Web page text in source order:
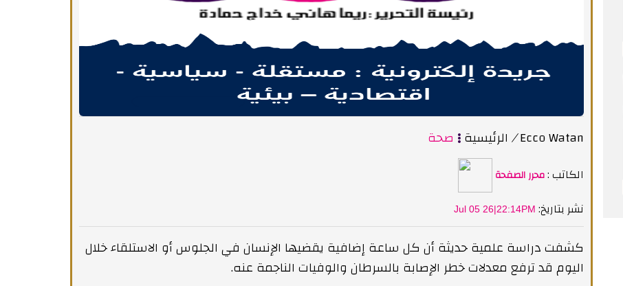
الرئيسية صحة /Ecco Watan
الكاتب :محرر الصفحة
Jul 05 26|22:14PM :نشر بتاريخ
كشفت دراسة علمية حديثة أن كل ساعة إضافية يقضيها الإنسان في الجلوس أو الاستلقاء خلال
اليوم قد ترفع معدلات خطر الإصابة بالسرطان والوفيات الناجمة عنه.